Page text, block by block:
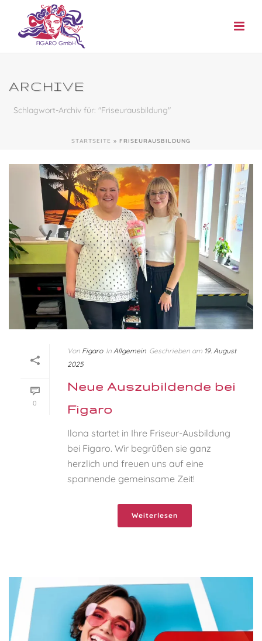
ARCHIVE
Schlagwort-Archiv für: "Friseurausbildung"
STARTSEITE » FRISEURAUSBILDUNG
0
Von Figaro In Allgemein Geschrieben am 19. August
2025
Neue Auszubildende bei
Figaro
Ilona startet in Ihre Friseur-Ausbildung
bei Figaro. Wir begrüßen sie ganz
herzlich und freuen uns auf eine
spannende gemeinsame Zeit!
Weiterlesen